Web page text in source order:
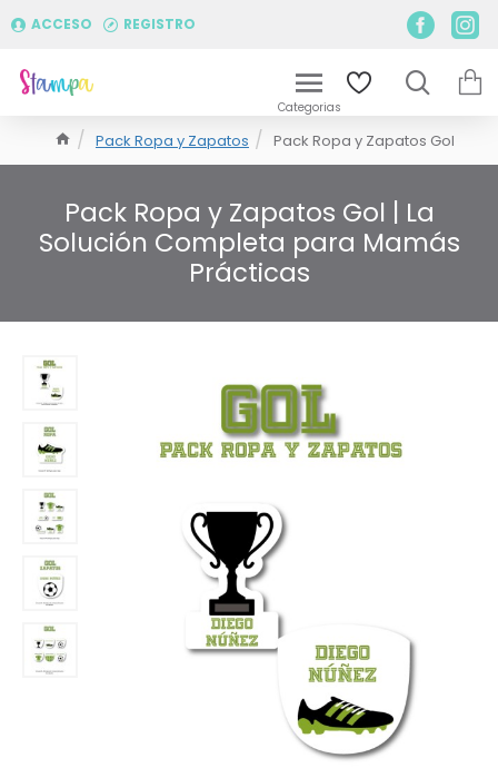
ACCESO REGISTRO
Pack Ropa y Zapatos Pack Ropa y Zapatos Gol
Pack Ropa y Zapatos Gol | La
Solución Completa para Mamás
Prácticas